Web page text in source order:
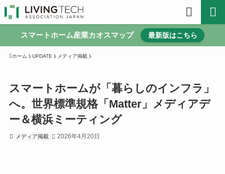
スマートホーム産業カオスマップ 最新版はこちら
ホーム UPDATE メディア掲載
スマートホームが「暮らしのインフラ」
へ。世界標準規格「Matter」メディアデ
ー＆横浜ミーティング
メディア掲載 2026年4月20日